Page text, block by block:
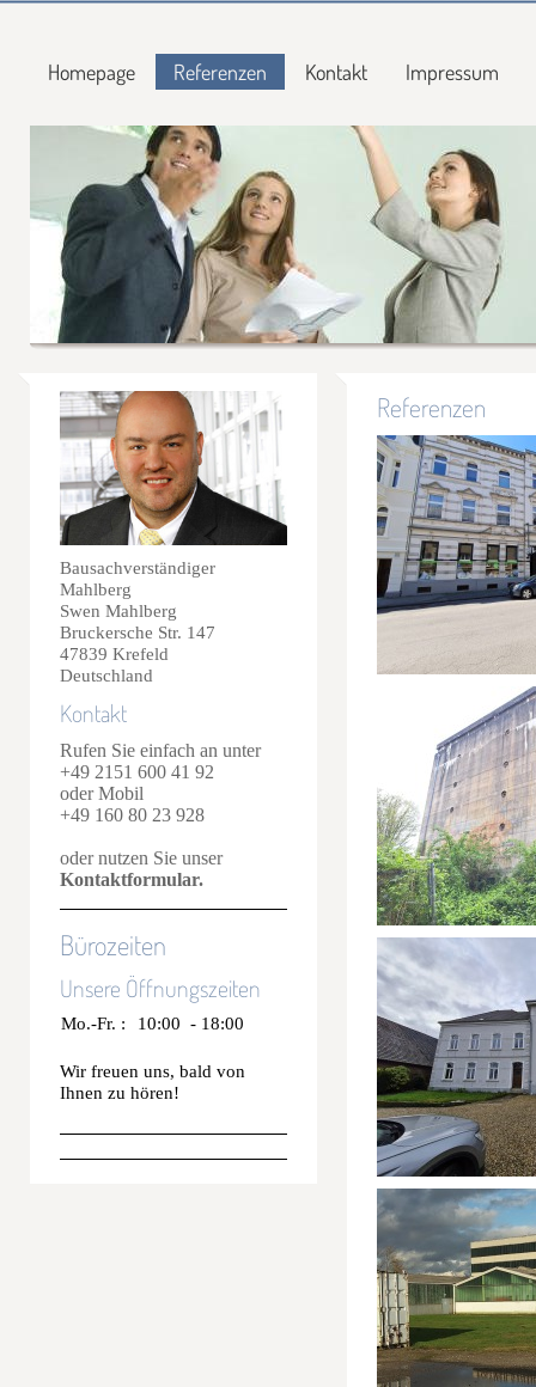
Homepage Referenzen Kontakt Impressum
Bausachverständiger
Mahlberg
Swen Mahlberg
Bruckersche Str. 147
47839 Krefeld
Deutschland
Kontakt
Rufen Sie einfach an unter
+49 2151 600 41 92
oder Mobil
+49 160 80 23 928
oder nutzen Sie unser
Kontaktformular.
Bürozeiten
Unsere Öffnungszeiten
Mo.-Fr. : 10:00 - 18:00
Wir freuen uns, bald von
Ihnen zu hören!
Referenzen